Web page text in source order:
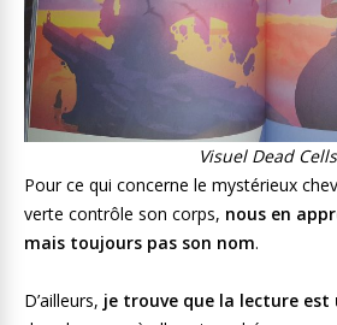
Visuel Dead
Pour ce qui concerne le mystérieux
verte contrôle son corps, nous en
mais toujours pas son nom.
D’ailleurs, je trouve que la lecture est